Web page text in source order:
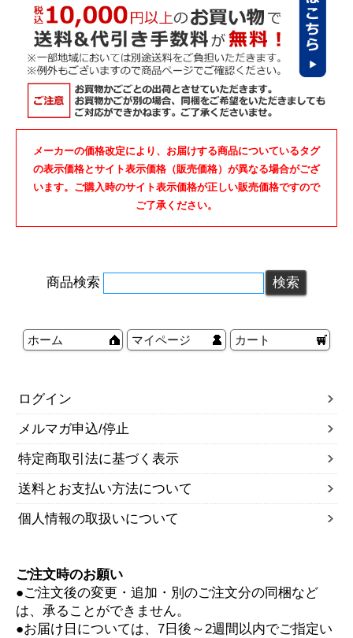
メーカーの価格改定により、お届けする商品についているタグ
の表示価格とサイト表示価格（販売価格）が異なる場合がござ
います。ご購入時のサイト表示価格が正しい販売価格ですので
ご了承ください。
商品検索
ホーム マイページ カート
ログイン
メルマガ申込/停止
特定商取引法に基づく表示
送料とお支払い方法について
個人情報の取扱いについて
ご注文時のお願い
●ご注文後の変更・追加・別のご注文分の同梱など
は、承ることができません。
●お届け日については、7日後～2週間以内でご指定い